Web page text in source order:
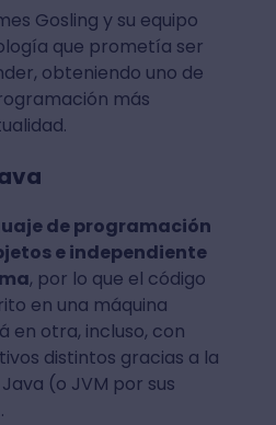
Gosling y su equipo
que prometía ser
obteniendo uno de
más
de programación
e independiente
, por lo que el código
en una máquina
en otra, incluso, con
distintos gracias a la
(o JVM por sus